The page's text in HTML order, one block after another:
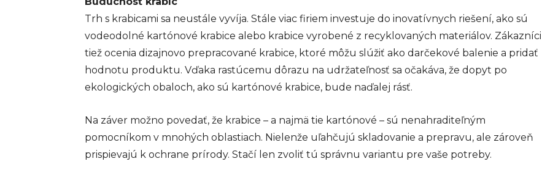
Trh s krabicami sa neustále vyvíja. Stále viac firiem investuje do inovatívnych riešení, ako sú
vodeodolné kartónové krabice alebo krabice vyrobené z recyklovaných materiálov. Zákazníci
tiež ocenia dizajnovo prepracované krabice, ktoré môžu slúžiť ako darčekové balenie a pridať
hodnotu produktu. Vďaka rastúcemu dôrazu na udržateľnosť sa očakáva, že dopyt po
ekologických obaloch, ako sú kartónové krabice, bude naďalej rásť.
Na záver možno povedať, že krabice – a najmä tie kartónové – sú nenahraditeľným
pomocníkom v mnohých oblastiach. Nielenže uľahčujú skladovanie a prepravu, ale zároveň
prispievajú k ochrane prírody. Stačí len zvoliť tú správnu variantu pre vaše potreby.